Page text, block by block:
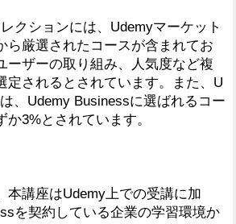
クションには、Udemyマーケット
ら厳選されたコースが含まれてお
ーザーの取り組み、人気度など複
定されるとされています。また、U
、Udemy Businessに選ばれるコー
3%とされています。
本講座はUdemy上での受講に加
を契約している企業の学習環境か